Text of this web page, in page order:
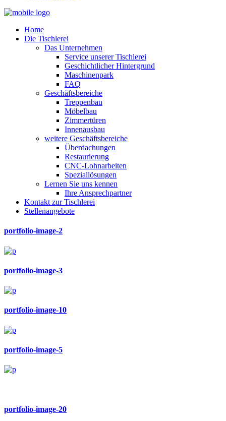
Home
Die Tischlerei
Das Unternehmen
Service unserer Tischlerei
Geschichtlicher Hintergrund
Maschinenpark
FAQ
Geschäftsbereiche
Treppenbau
Möbelbau
Zimmertüren
Innenausbau
weitere Geschäftsbereiche
Überdachungen
Restaurierung
CNC-Lohnarbeiten
Speziallösungen
Lernen Sie uns kennen
Ihre Ansprechpartner
Kontakt zur Tischlerei
Stellenangebote
portfolio-image-2
portfolio-image-3
portfolio-image-10
portfolio-image-5
portfolio-image-20